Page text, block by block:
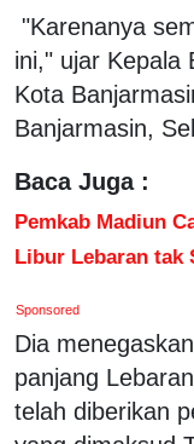
"Karenanya
ini," ujar Kepala
Kota
Banjarmasin,
Baca Juga :
Pemkab Madiun
Libur Lebaran tak
Sponsored
Dia
panjang
telah diberikan